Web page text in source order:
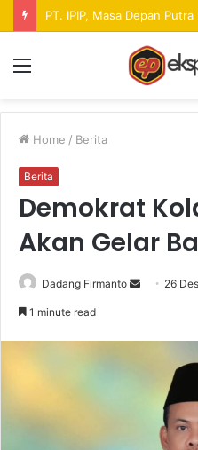
Home / Berita
Berita
Demokrat
Akan Gelar
Dadang Firmanto 26
1 minute read